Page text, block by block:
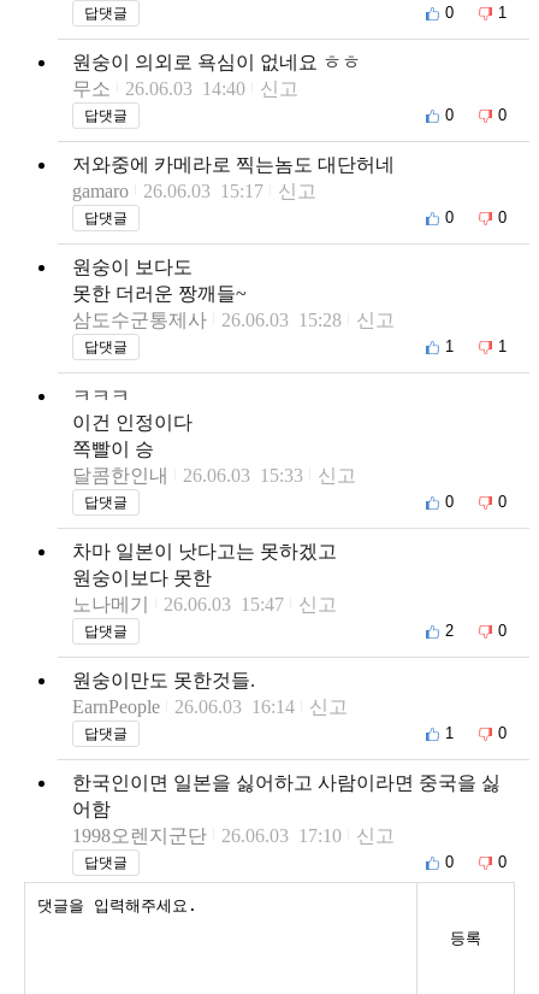
답댓글 0 1
원숭이 의외로 욕심이 없네요 ㅎㅎ
무소
26.06.03 14:40 신고
답댓글 0 0
저와중에 카메라로 찍는놈도 대단허네
gamaro
26.06.03 15:17 신고
답댓글 0 0
원숭이 보다도
못한 더러운 짱깨들~
삼도수군통제사
26.06.03 15:28 신고
답댓글 1 1
ㅋㅋㅋ
이건 인정이다
쪽빨이 승
달콤한인내
26.06.03 15:33 신고
답댓글 0 0
차마 일본이 낫다고는 못하겠고
원숭이보다 못한
노나메기
26.06.03 15:47 신고
답댓글 2 0
원숭이만도 못한것들.
EarnPeople
26.06.03 16:14 신고
답댓글 1 0
한국인이면 일본을 싫어하고 사람이라면 중국을 싫
어함
1998오렌지군단
26.06.03 17:10 신고
답댓글 0 0
등록